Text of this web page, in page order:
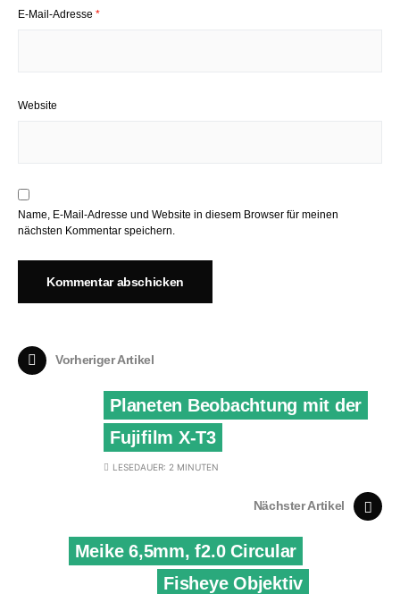
E-Mail-Adresse *
Website
Name, E-Mail-Adresse und Website in diesem Browser für meinen
nächsten Kommentar speichern.
Vorheriger Artikel
Planeten Beobachtung mit der
Fujifilm X-T3
LESEDAUER: 2 MINUTEN
Nächster Artikel
Meike 6,5mm, f2.0 Circular
Fisheye Objektiv